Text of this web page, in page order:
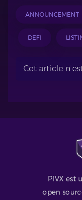
ANNOUNCEMENT
DEFI
Cet article
PIVX est
open